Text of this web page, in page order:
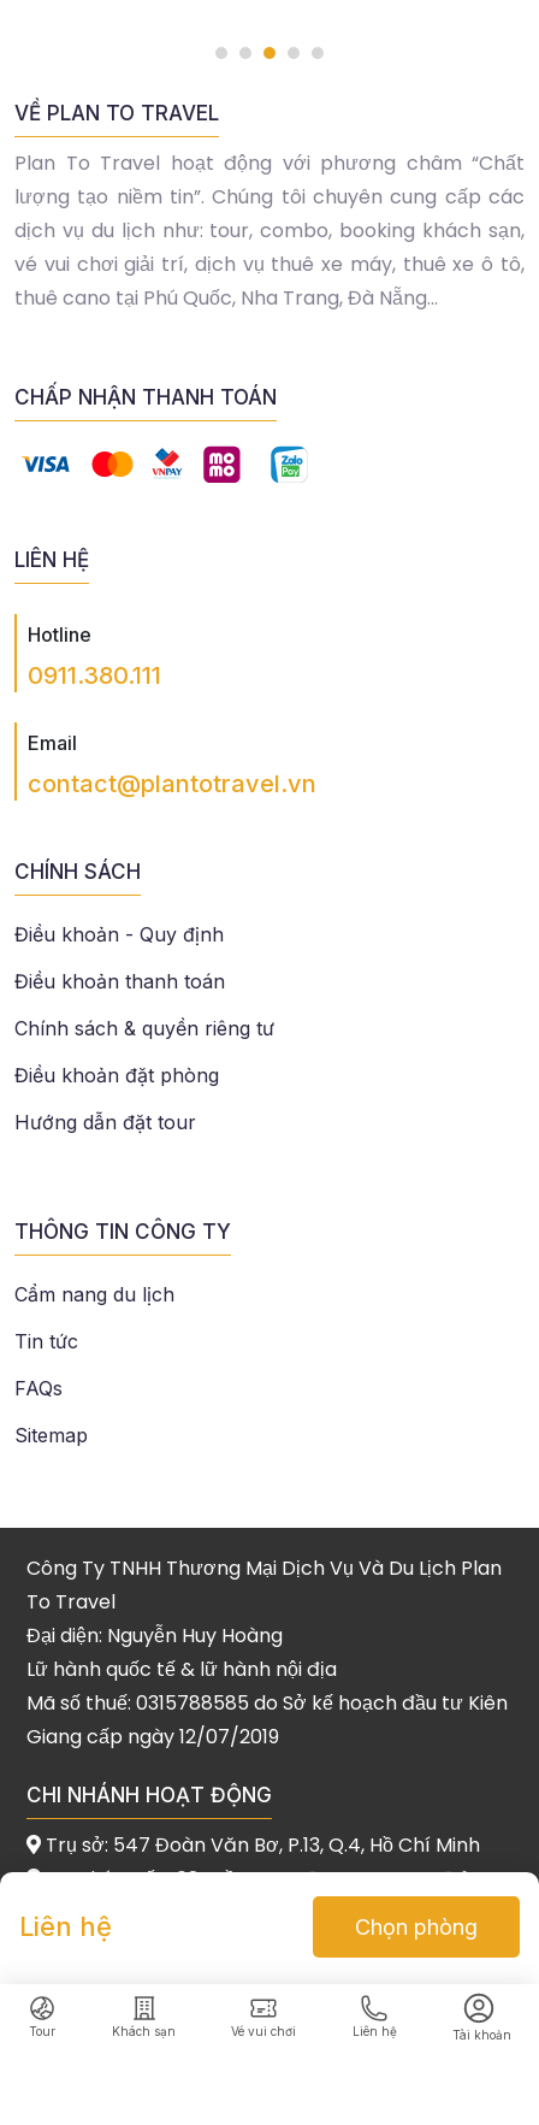
Liên hệ Chọn phòng
Tour Khách sạn Vé vui chơi Liên hệ Tài khoản
VỀ PLAN TO TRAVEL
Plan To Travel hoạt động với phương châm “Chất
lượng tạo niềm tin”. Chúng tôi chuyên cung cấp các
dịch vụ du lịch như: tour, combo, booking khách sạn,
vé vui chơi giải trí, dịch vụ thuê xe máy, thuê xe ô tô,
thuê cano tại Phú Quốc, Nha Trang, Đà Nẵng...
CHẤP NHẬN THANH TOÁN
LIÊN HỆ
Hotline
0911.380.111
Email
contact@plantotravel.vn
CHÍNH SÁCH
Điều khoản - Quy định
Điều khoản thanh toán
Chính sách & quyền riêng tư
Điều khoản đặt phòng
Hướng dẫn đặt tour
THÔNG TIN CÔNG TY
Cẩm nang du lịch
Tin tức
FAQs
Sitemap
Công Ty TNHH Thương Mại Dịch Vụ Và Du Lịch Plan
To Travel
Đại diện: Nguyễn Huy Hoàng
Lữ hành quốc tế & lữ hành nội địa
Mã số thuế: 0315788585 do Sở kế hoạch đầu tư Kiên
Giang cấp ngày 12/07/2019
CHI NHÁNH HOẠT ĐỘNG
Trụ sở: 547 Đoàn Văn Bơ, P.13, Q.4, Hồ Chí Minh
CN Phú Quốc: 08 Trần Hưng Đạo, P. Dương Đông,
Phú Quốc
CN Đà Nẵng: 386 Dũng Sĩ Thanh Khê, Thanh Khê,